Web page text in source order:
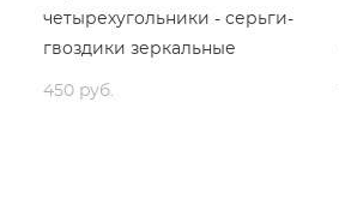
четырехугольники - серьги-
гвоздики зеркальные
450 pуб.